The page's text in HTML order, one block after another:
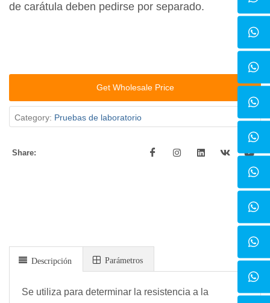
de carátula deben pedirse por separado.
Get Wholesale Price
Category: Pruebas de laboratorio
Share:
Descripción Parámetros
Se utiliza para determinar la resistencia a la